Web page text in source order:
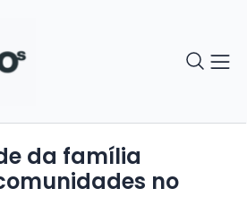
da família
no